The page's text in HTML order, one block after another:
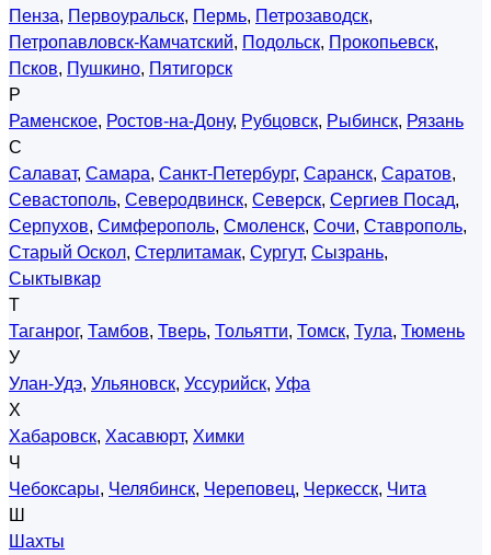
Пенза, Первоуральск, Пермь, Петрозаводск,
Петропавловск-Камчатский, Подольск, Прокопьевск,
Псков, Пушкино, Пятигорск
Р
Раменское, Ростов-на-Дону, Рубцовск, Рыбинск, Рязань
С
Салават, Самара, Санкт-Петербург, Саранск, Саратов,
Севастополь, Северодвинск, Северск, Сергиев Посад,
Серпухов, Симферополь, Смоленск, Сочи, Ставрополь,
Старый Оскол, Стерлитамак, Сургут, Сызрань,
Сыктывкар
Т
Таганрог, Тамбов, Тверь, Тольятти, Томск, Тула, Тюмень
У
Улан-Удэ, Ульяновск, Уссурийск, Уфа
Х
Хабаровск, Хасавюрт, Химки
Ч
Чебоксары, Челябинск, Череповец, Черкесск, Чита
Ш
Шахты